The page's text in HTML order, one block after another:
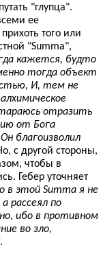
"глупца".
ее
того или
"Summa",
кажется, будто
тогда объект
И, тем не
отразить
от Бога
благоизволил
с другой стороны,
чтобы в
Гебер уточняет
этой Summa я не
рассеял по
ибо в противном
во зло,
.